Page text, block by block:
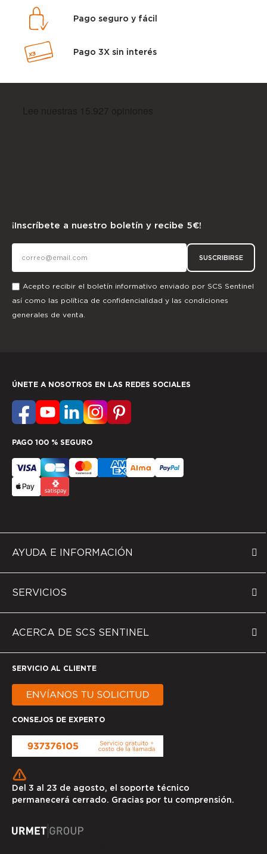
Pago seguro y fácil
Pago 3X sin interés
¡Inscríbete a nuestro boletín y recibe 5€!
SUSCRIBIRSE
Acepto recibir el boletín informativo enviado por SCS Sentinel
así como las política de confidencialidad y las condiciones
generales de venta.
AYUDA E INFORMACIÓN
SERVICIOS
ACERCA DE SCS SENTINEL
SERVICIO AL CLIENTE
CONSEJOS DE EXPERTO
Del 3 al 23 de agosto, el soporte técnico
permanecerá cerrado. Gracias por tu comprensión.
ÚNETE A NOSOTROS EN LAS REDES SOCIALES
PAGO 100 % SEGURO